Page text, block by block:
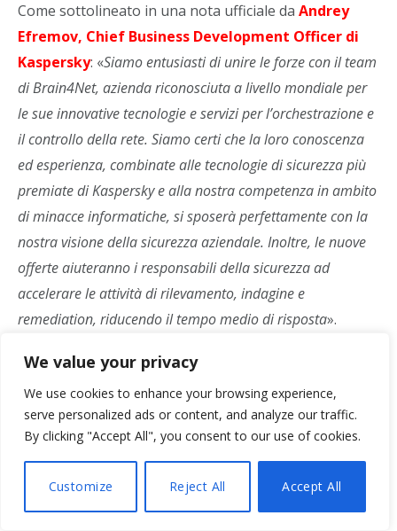
We value your privacy
We use cookies to enhance your browsing experience,
serve personalized ads or content, and analyze our traffic.
By clicking "Accept All", you consent to our use of cookies.
Customize Reject All Accept All
Come sottolineato in una nota ufficiale da Andrey
Efremov, Chief Business Development Officer di
Kaspersky: «Siamo entusiasti di unire le forze con il team
di Brain4Net, azienda riconosciuta a livello mondiale per
le sue innovative tecnologie e servizi per l’orchestrazione e
il controllo della rete. Siamo certi che la loro conoscenza
ed esperienza, combinate alle tecnologie di sicurezza più
premiate di Kaspersky e alla nostra competenza in ambito
di minacce informatiche, si sposerà perfettamente con la
nostra visione della sicurezza aziendale. Inoltre, le nuove
offerte aiuteranno i responsabili della sicurezza ad
accelerare le attività di rilevamento, indagine e
remediation, riducendo il tempo medio di risposta».